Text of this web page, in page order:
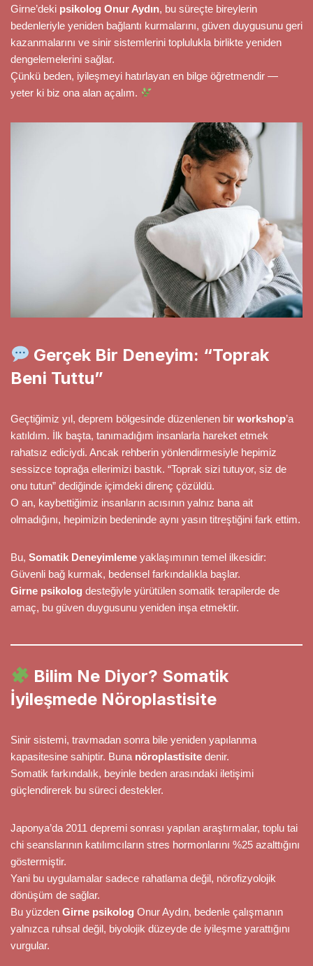
Girne’deki psikolog Onur Aydın, bu süreçte bireylerin
bedenleriyle yeniden bağlantı kurmalarını, güven duygusunu geri
kazanmalarını ve sinir sistemlerini toplulukla birlikte yeniden
dengelemelerini sağlar.
Çünkü beden, iyileşmeyi hatırlayan en bilge öğretmendir —
yeter ki biz ona alan açalım.
Gerçek Bir Deneyim: “Toprak
Beni Tuttu”
Geçtiğimiz yıl, deprem bölgesinde düzenlenen bir workshop’a
katıldım. İlk başta, tanımadığım insanlarla hareket etmek
rahatsız ediciydi. Ancak rehberin yönlendirmesiyle hepimiz
sessizce toprağa ellerimizi bastık. “Toprak sizi tutuyor, siz de
onu tutun” dediğinde içimdeki direnç çözüldü.
O an, kaybettiğimiz insanların acısının yalnız bana ait
olmadığını, hepimizin bedeninde aynı yasın titreştiğini fark ettim.
Bu, Somatik Deneyimleme yaklaşımının temel ilkesidir:
Güvenli bağ kurmak, bedensel farkındalıkla başlar.
Girne psikolog desteğiyle yürütülen somatik terapilerde de
amaç, bu güven duygusunu yeniden inşa etmektir.
Bilim Ne Diyor? Somatik
İyileşmede Nöroplastisite
Sinir sistemi, travmadan sonra bile yeniden yapılanma
kapasitesine sahiptir. Buna nöroplastisite denir.
Somatik farkındalık, beyinle beden arasındaki iletişimi
güçlendirerek bu süreci destekler.
Japonya’da 2011 depremi sonrası yapılan araştırmalar, toplu tai
chi seanslarının katılımcıların stres hormonlarını %25 azalttığını
göstermiştir.
Yani bu uygulamalar sadece rahatlama değil, nörofizyolojik
dönüşüm de sağlar.
Bu yüzden Girne psikolog Onur Aydın, bedenle çalışmanın
yalnızca ruhsal değil, biyolojik düzeyde de iyileşme yarattığını
vurgular.